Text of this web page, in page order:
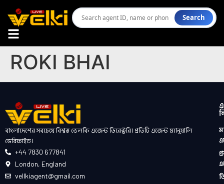
Search
ROKI BHAI
বাংলাদেশের সবচেয়ে বিশ্বস্ত ভেলকি এজেন্ট ডিরেক্টরি। প্রতিটি এজেন্ট ম্যানুয়ালি
ভেরিফাইড।
+44 7830 677841
London, England
vellkiagent@gmail.com